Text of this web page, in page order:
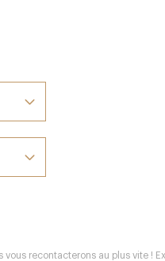
vous recontacterons au plus vite !